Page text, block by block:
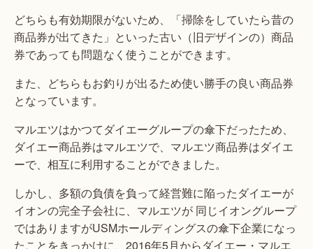
どちらも有効期限がないため、「掃除をしていたら昔の
商品券が出てきた」といった古い（旧デザインの）商品
券であっても問題なく使うことができます。
また、どちらもお釣りが出るため使い勝手の良い商品券
となっています。
マルエツはかつてダイエーグループの傘下だったため、
ダイエー商品券はマルエツで、マルエツ商品券はダイエ
ーで、相互に利用することができました。
しかし、多額の負債を負って経営難に陥ったダイエーが
イオンの完全子会社に、マルエツが 同じイオングループ
ではありますがUSMホールディングスの傘下企業になっ
たことをきっかけに、2016年5月からダイエー・マルエ